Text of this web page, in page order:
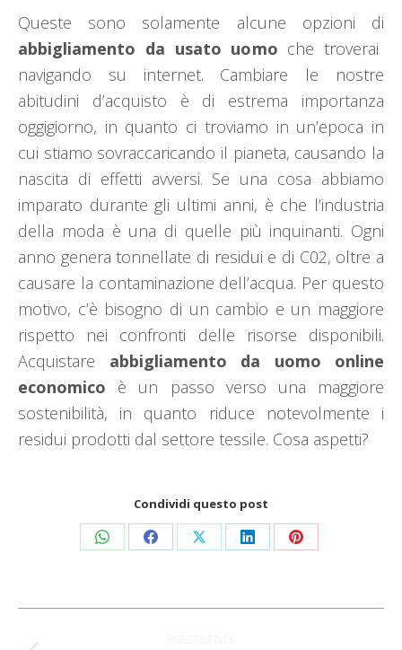
Queste sono solamente alcune opzioni di
abbigliamento da usato uomo che troverai
navigando su internet. Cambiare le nostre
abitudini d’acquisto è di estrema importanza
oggigiorno, in quanto ci troviamo in un’epoca in
cui stiamo sovraccaricando il pianeta, causando la
nascita di effetti avversi. Se una cosa abbiamo
imparato durante gli ultimi anni, è che l’industria
della moda è una di quelle più inquinanti. Ogni
anno genera tonnellate di residui e di C02, oltre a
causare la contaminazione dell’acqua. Per questo
motivo, c’è bisogno di un cambio e un maggiore
rispetto nei confronti delle risorse disponibili.
Acquistare abbigliamento da uomo online
economico è un passo verso una maggiore
sostenibilità, in quanto riduce notevolmente i
residui prodotti dal settore tessile. Cosa aspetti?
Condividi questo post
Condividi
WhatsApp
Condividi
Facebook
Condividi
X
Condividi
LinkedIn
Condividi
Pinterest